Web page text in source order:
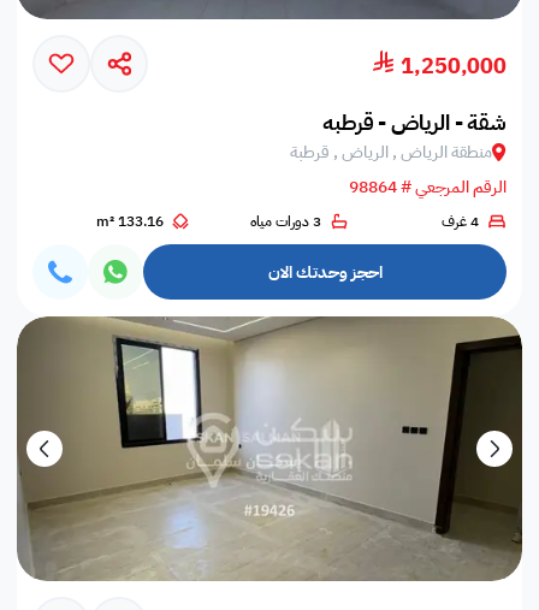
1,250,000
شقة - الرياض - قرطبه
منطقة الرياض , الرياض , قرطبة
الرقم المرجعي # 98864
4 غرف 3 دورات مياه 133.16 m²
احجز وحدتك الان